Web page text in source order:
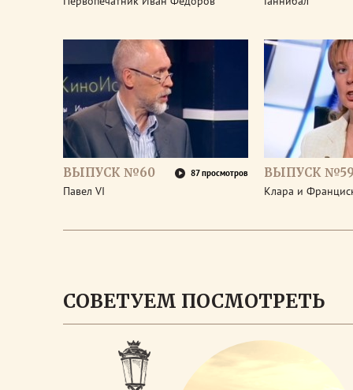
ВЫПУСК №60 87 просмотров
Павел VI
ВЫПУСК
Клара и
СОВЕТУЕМ ПОСМОТРЕТЬ